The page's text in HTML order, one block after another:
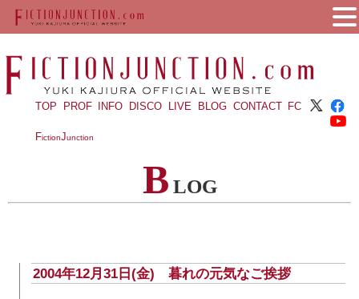
TOP PROF INFO DISCO LIVE BLOG CONTACT FC
FictionJunction
B LOG
2004年12月31日(金) 暮れの元気なご挨拶